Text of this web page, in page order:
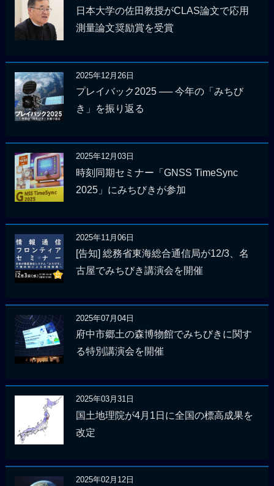
日本大学の佐田教授がCLAS論文で応用
測量論文奨励賞を受賞
2025年12月26日
プレイバック2025 ── 今年の「みちび
き」を振り返る
2025年12月03日
時刻同期セミナー「GNSS TimeSync
2025」にみちびきが参加
2025年11月06日
[告知] 総務省東海総合通信局が12/3、名
古屋でみちびき講演会を開催
2025年07月04日
府中市郷土の森博物館でみちびきに関す
る特別講演会を開催
2025年03月31日
国土地理院が4月1日に全国の標高成果を
改定
2025年02月12日